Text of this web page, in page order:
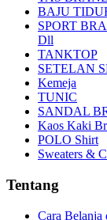
BAJU
SPORT
Dll
TANKTOP
SETELAN
Kemeja
TUNIC
SANDAL
Kaos Kaki
POLO Shirt
Sweaters &
Tentang
Cara Belanja